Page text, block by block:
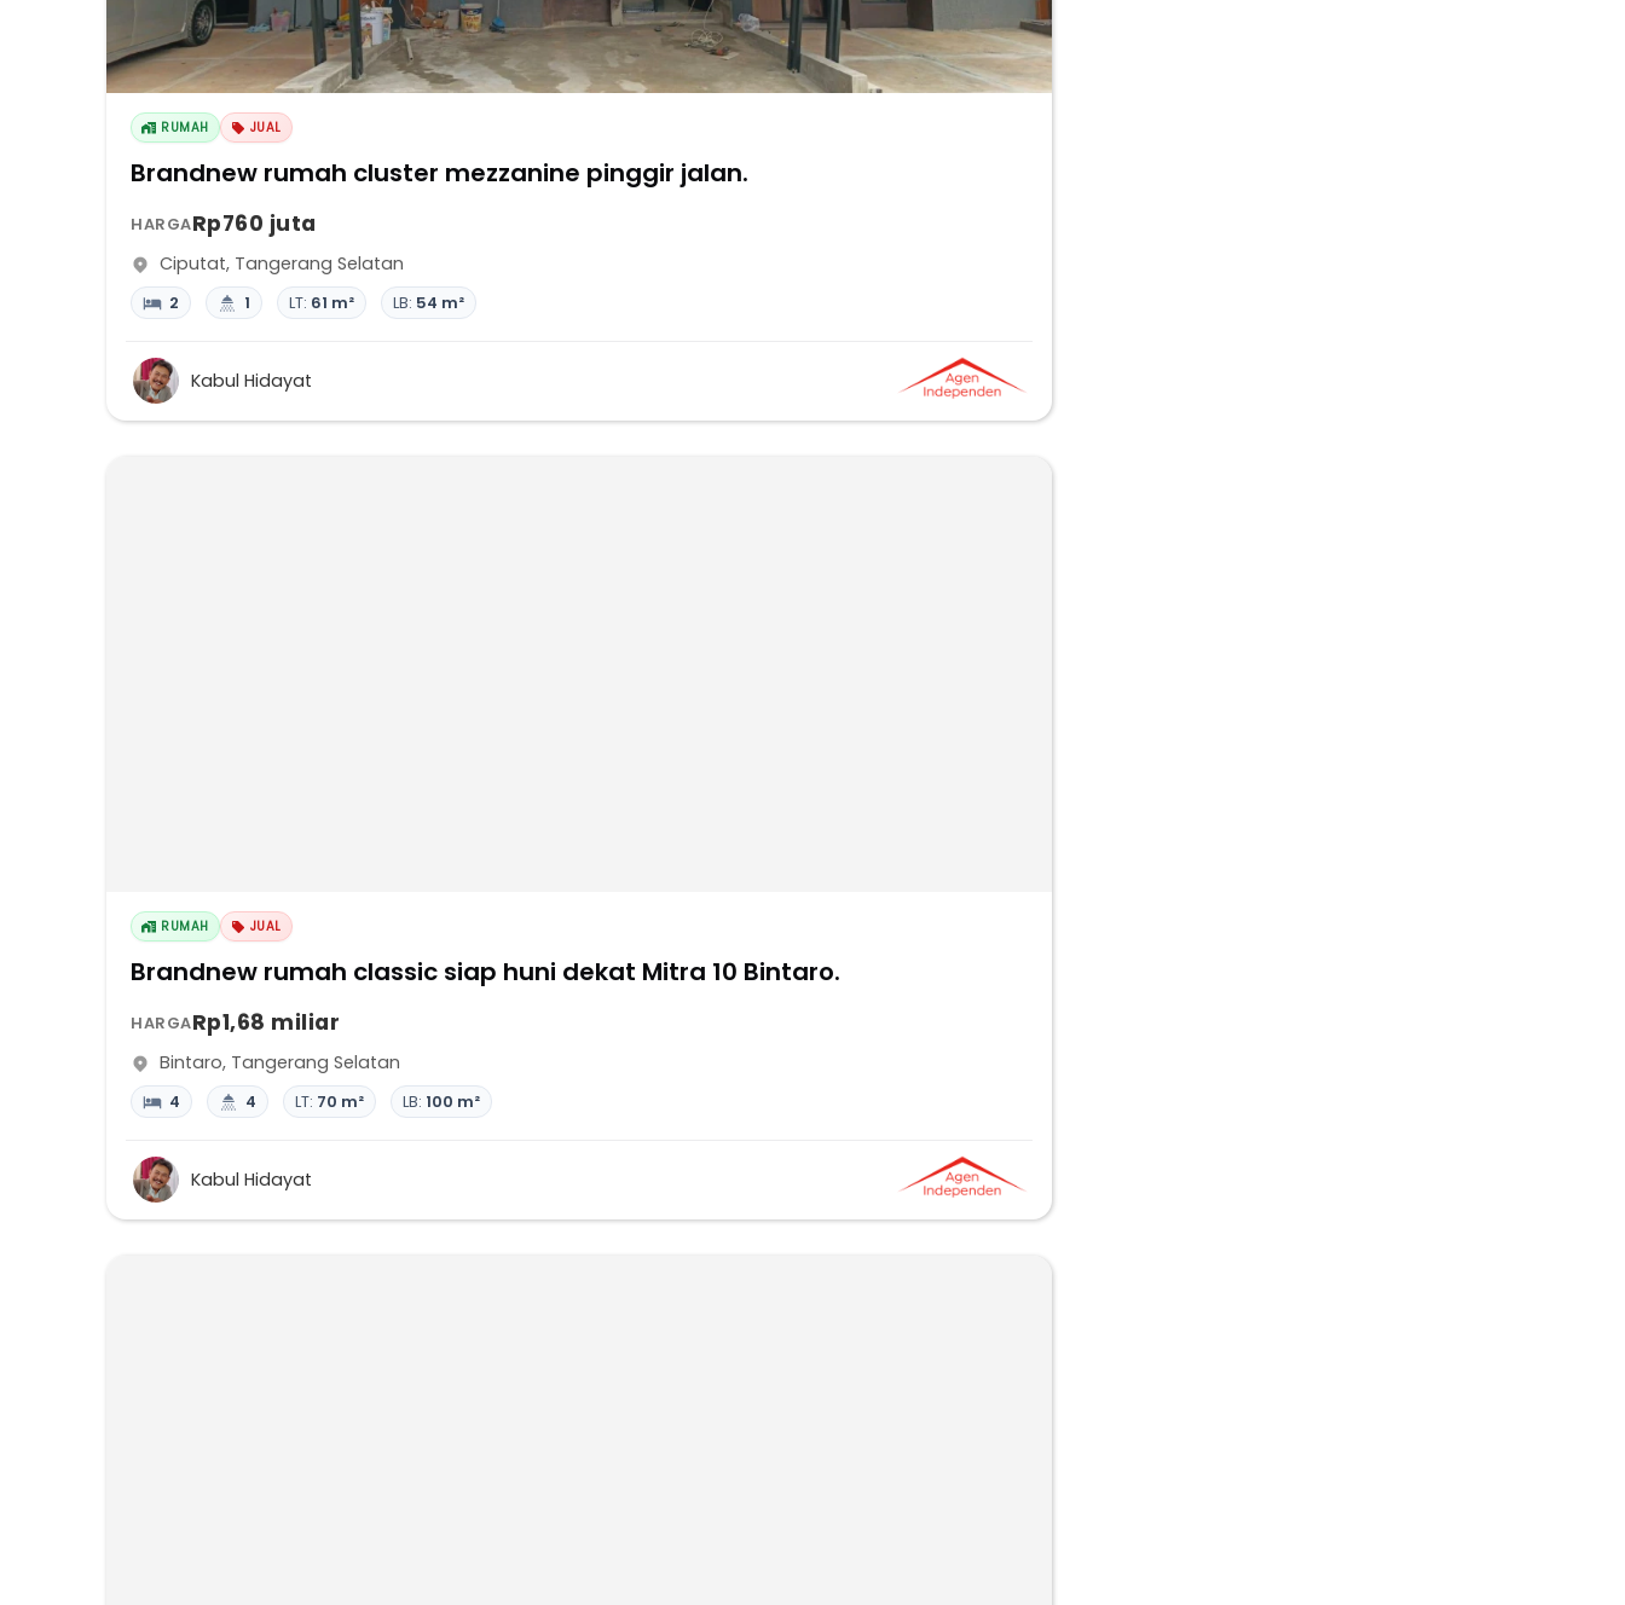
RUMAH JUAL
Brandnew rumah cluster mezzanine pinggir jalan.
HARGARp760 juta
Ciputat, Tangerang Selatan
2 1 LT: 61 m² LB: 54 m²
Kabul Hidayat
RUMAH JUAL
Brandnew rumah classic siap huni dekat Mitra 10 Bintaro.
HARGARp1,68 miliar
Bintaro, Tangerang Selatan
4 4 LT: 70 m² LB: 100 m²
Kabul Hidayat